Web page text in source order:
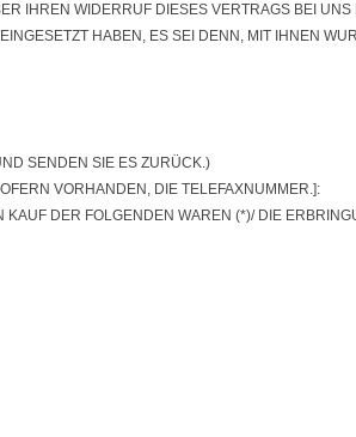
WIDERRUF DIESES VERTRAGS BEI UNS
HABEN, ES SEI DENN, MIT IHNEN
SENDEN SIE ES ZURÜCK.)
VORHANDEN, DIE TELEFAXNUMMER.]:
DER FOLGENDEN WAREN (*)/ DIE